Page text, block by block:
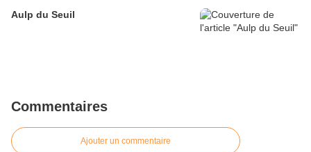
Aulp du Seuil
Commentaires
Ajouter un commentaire